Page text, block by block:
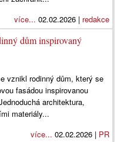
více... 02.02.2026 | redakce
dům inspirovaný
vznikl rodinný dům, který se
fasádou inspirovanou
architektura,
materiály...
více... 02.02.2026 | PR